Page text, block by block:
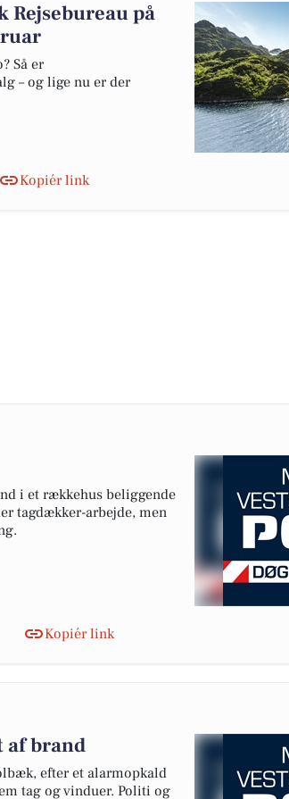
Rejsebureau på
Så er
– og lige nu er der
Kopiér link
i et rækkehus beliggende
tagdækker-arbejde, men
Kopiér link
af brand
efter et alarmopkald
tag og vinduer. Politi og